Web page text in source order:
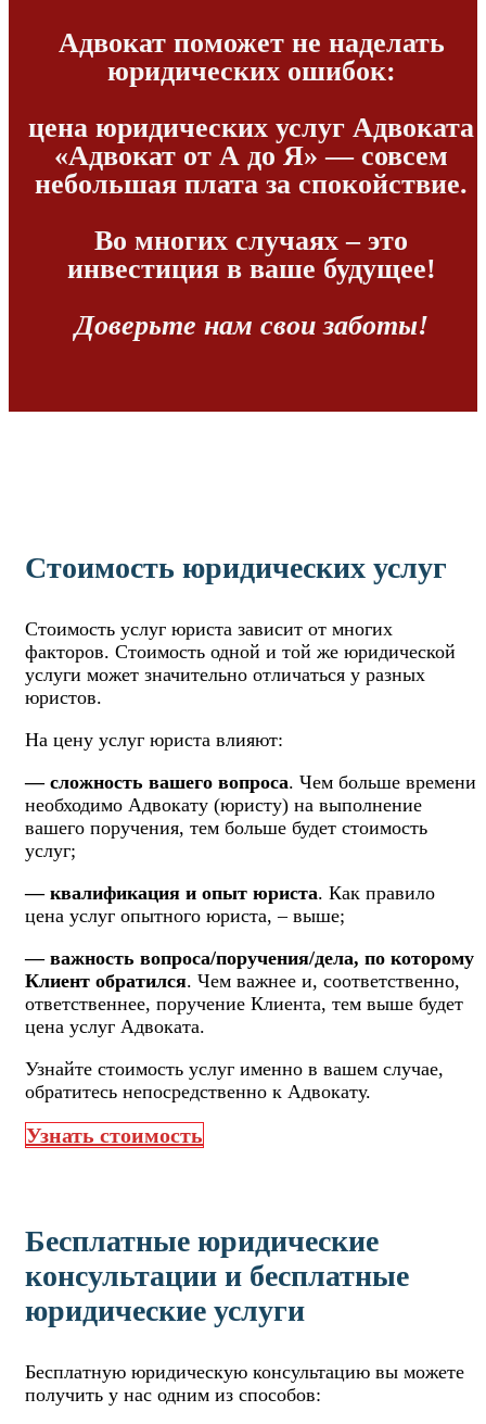
Адвокат поможет не наделать
юридических ошибок:
цена юридических услуг Адвоката
«Адвокат от А до Я» — совсем
небольшая плата за спокойствие.
Во многих случаях – это
инвестиция в ваше будущее!
Доверьте нам свои заботы!
Стоимость юридических услуг
Стоимость услуг юриста зависит от многих
факторов. Стоимость одной и той же юридической
услуги может значительно отличаться у разных
юристов.
На цену услуг юриста влияют:
— сложность вашего вопроса. Чем больше времени
необходимо Адвокату (юристу) на выполнение
вашего поручения, тем больше будет стоимость
услуг;
— квалификация и опыт юриста. Как правило
цена услуг опытного юриста, – выше;
— важность вопроса/поручения/дела, по которому
Клиент обратился. Чем важнее и, соответственно,
ответственнее, поручение Клиента, тем выше будет
цена услуг Адвоката.
Узнайте стоимость услуг именно в вашем случае,
обратитесь непосредственно к Адвокату.
Узнать стоимость
Бесплатные юридические
консультации и бесплатные
юридические услуги
Бесплатную юридическую консультацию вы можете
получить у нас одним из способов: